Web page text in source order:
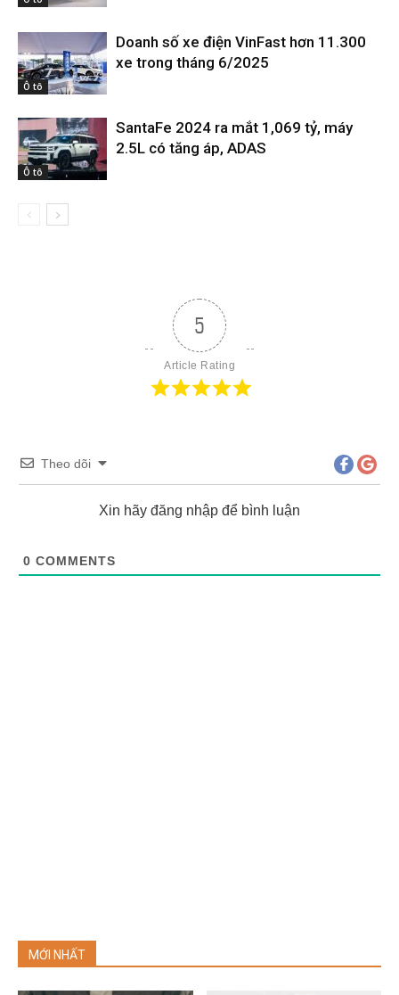
Ô tô
Doanh số xe điện VinFast hơn 11.300
xe trong tháng 6/2025
Ô tô
SantaFe 2024 ra mắt 1,069 tỷ, máy
2.5L có tăng áp, ADAS
5
Article Rating
Theo dõi
Xin hãy đăng nhập để bình luận
0 COMMENTS
MỚI NHẤT